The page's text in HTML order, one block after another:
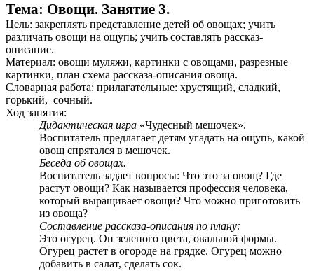
Тема: Овощи. Занятие 3.
Цель: закреплять представление детей об овощах; учить
различать овощи на ощупь; учить составлять рассказ-
описание.
Материал: овощи муляжи, картинки с овощами, разрезные
картинки, план схема рассказа-описания овоща.
Словарная работа: прилагательные: хрустящий, сладкий,
горький, сочный.
Ход занятия:
Дидактическая игра «Чудесный мешочек».
Воспитатель предлагает детям угадать на ощупь, какой
овощ спрятался в мешочек.
Беседа об овощах.
Воспитатель задает вопросы: Что это за овощ? Где
растут овощи? Как называется профессия человека,
который выращивает овощи? Что можно приготовить
из овоща?
Составление рассказа-описания по плану:
Это огурец. Он зеленого цвета, овальной формы.
Огурец растет в огороде на грядке. Огурец можно
добавить в салат, сделать сок.